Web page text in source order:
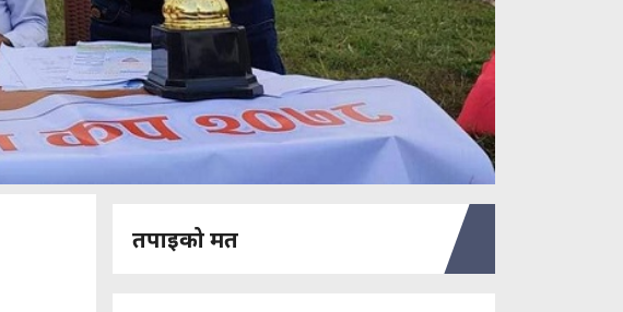
तपाइको मत